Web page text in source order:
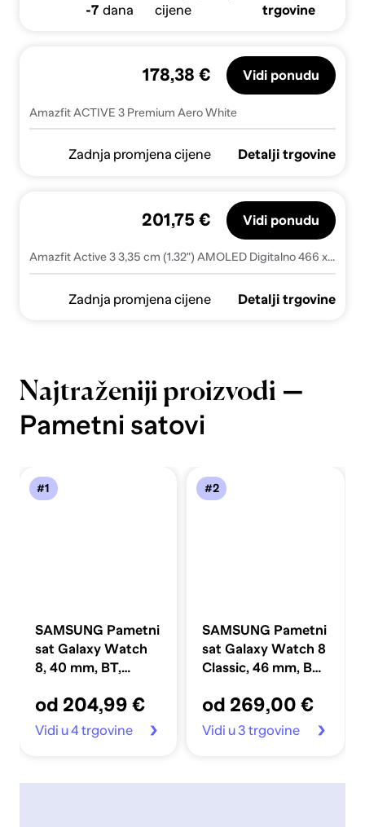
-7 dana
cijene
trgovine
Amazfit ACTIVE 3 Premium Aero White
178,38 € Vidi ponudu
Zadnja promjena cijene Detalji trgovine
Amazfit Active 3 3,35 cm (1.32") AMOLED Digitalno 466 x 466 pikseli Ekran osjetljiv na dodir Zlatno GPS
201,75 € Vidi ponudu
Zadnja promjena cijene Detalji trgovine
Najtraženiji proizvodi —
Pametni satovi
#1
SAMSUNG Pametni
sat Galaxy Watch
8, 40 mm, BT,
L320NDAAEUE)
od 204,99 €
Vidi u 4 trgovine
#2
SAMSUNG Pametni
sat Galaxy Watch 8
Classic, 46 mm, BT,
L500NZKAEUE)
od 269,00 €
Vidi u 3 trgovine